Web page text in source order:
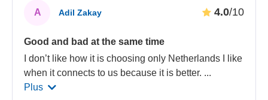
A Adil Zakay 4.0/10
Good and bad at the same time
I don’t like how it is choosing only Netherlands I like
when it connects to us because it is better. ...
Plus